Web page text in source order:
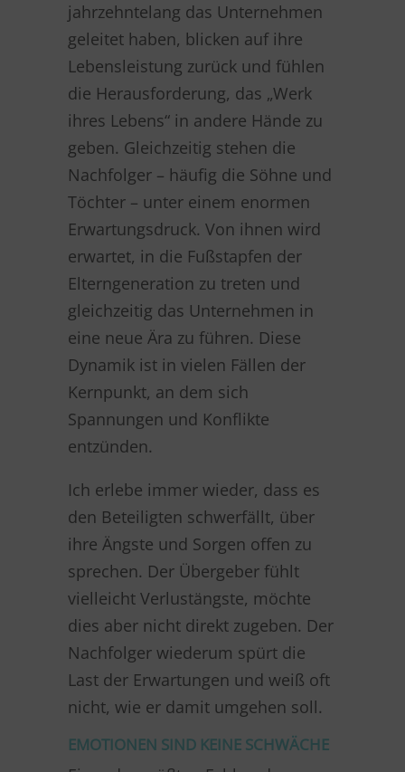
jahrzehntelang das Unternehmen
geleitet haben, blicken auf ihre
Lebensleistung zurück und fühlen
die Herausforderung, das „Werk
ihres Lebens“ in andere Hände zu
geben. Gleichzeitig stehen die
Nachfolger – häufig die Söhne und
Töchter – unter einem enormen
Erwartungsdruck. Von ihnen wird
erwartet, in die Fußstapfen der
Elterngeneration zu treten und
gleichzeitig das Unternehmen in
eine neue Ära zu führen. Diese
Dynamik ist in vielen Fällen der
Kernpunkt, an dem sich
Spannungen und Konflikte
entzünden.
Ich erlebe immer wieder, dass es
den Beteiligten schwerfällt, über
ihre Ängste und Sorgen offen zu
sprechen. Der Übergeber fühlt
vielleicht Verlustängste, möchte
dies aber nicht direkt zugeben. Der
Nachfolger wiederum spürt die
Last der Erwartungen und weiß oft
nicht, wie er damit umgehen soll.
EMOTIONEN SIND KEINE SCHWÄCHE